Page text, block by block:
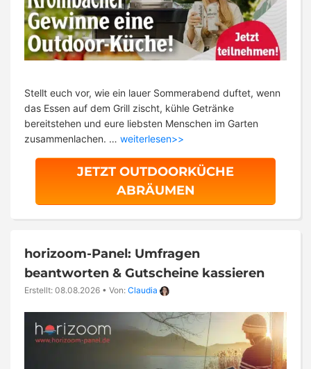
Stellt euch vor, wie ein lauer Sommerabend duftet, wenn
das Essen auf dem Grill zischt, kühle Getränke
bereitstehen und eure liebsten Menschen im Garten
zusammenlachen. … weiterlesen>>
JETZT OUTDOORKÜCHE
ABRÄUMEN
horizoom-Panel: Umfragen
beantworten & Gutscheine kassieren
Erstellt: 08.08.2026 • Von: Claudia